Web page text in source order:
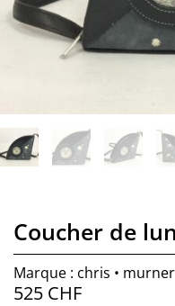
Coucher de
Marque : chris • murner
525 CHF